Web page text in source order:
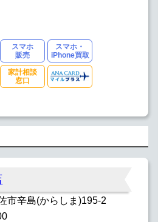
スマホ
販売
スマホ・
iPhone買取
家計相談
窓口
市辛島(からしま)195-2